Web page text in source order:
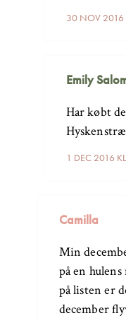
30 NOV 2016
Emily
1 DEC 2016
Har købt
Camilla
Min
på en hulens
på listen er
december